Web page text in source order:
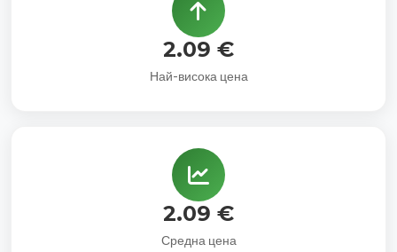
2.09 €
Най-висока цена
2.09 €
Средна цена